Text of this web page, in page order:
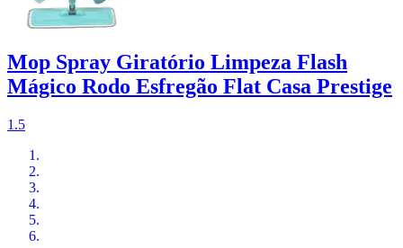
Mop Spray Giratório Limpeza Flash
Mágico Rodo Esfregão Flat Casa Prestige
1.5